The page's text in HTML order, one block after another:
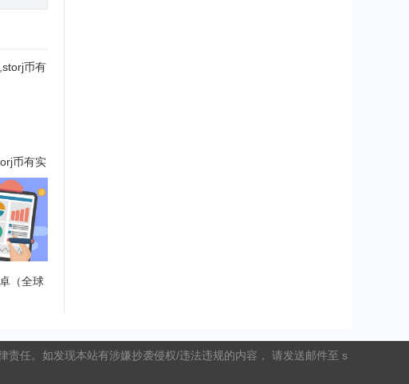
币有实
（全球
任。如发现本站有涉嫌抄袭侵权/违法违规的内容， 请发送邮件至 s